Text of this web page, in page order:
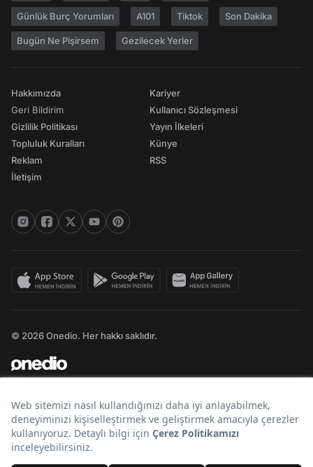
Günlük Burç Yorumları A101 Tiktok Son Dakika
Bugün Ne Pişirsem Gezilecek Yerler
Hakkımızda
Geri Bildirim
Gizlilik Politikası
Topluluk Kuralları
Reklam
İletişim
Kariyer
Kullanıcı Sözleşmesi
Yayın İlkeleri
Künye
RSS
© 2026 Onedio. Her hakkı saklıdır.
Bir markasıdır.